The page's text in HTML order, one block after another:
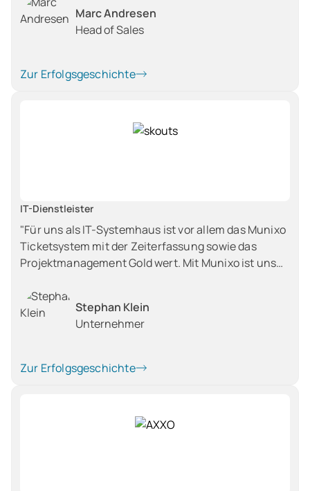
Übersicht über all unsere Geschäftsaktivitäten,
sodass wir leicht feststellen können, was wir als
Marc Andresen
Head of Sales
Zur Erfolgsgeschichte
IT-Dienstleister
"Für uns als IT-Systemhaus ist vor allem das Munixo
Ticketsystem mit der Zeiterfassung sowie das
Projektmanagement Gold wert. Mit Munixo ist uns
wir unsere Reports, Masken und Ansichten auf die
Bedürfnisse der einzelnen Abteilungen selbst
anpassen können. Jetzt sind wir in der Lage unsere
darzustellen und jederzeit auszuwerten."
Stephan Klein
Unternehmer
Zur Erfolgsgeschichte